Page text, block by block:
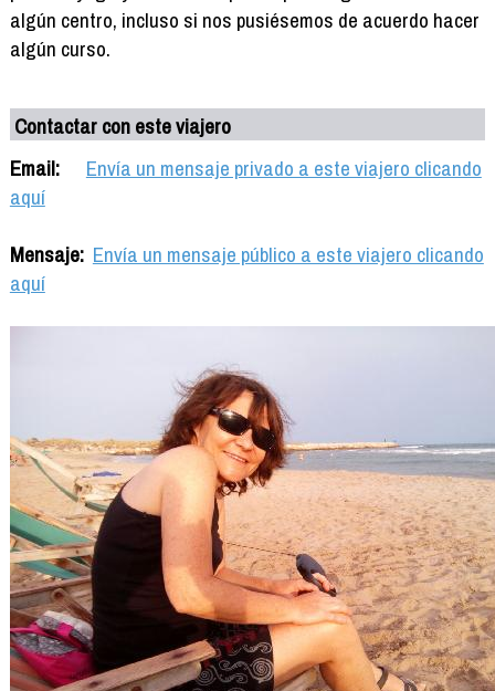
algún centro, incluso si nos pusiésemos de acuerdo hacer
algún curso.
Contactar con este viajero
Email:
Envía un mensaje privado a este viajero clicando
aquí
Mensaje: Envía un mensaje público a este viajero clicando
aquí